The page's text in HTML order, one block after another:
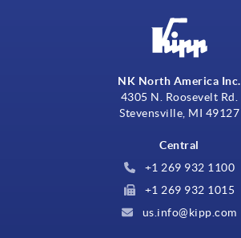
NK North America Inc.
4305 N. Roosevelt Rd.
Stevensville, MI 49127
Central
+1 269 932 1100
+1 269 932 1015
us.info@kipp.com